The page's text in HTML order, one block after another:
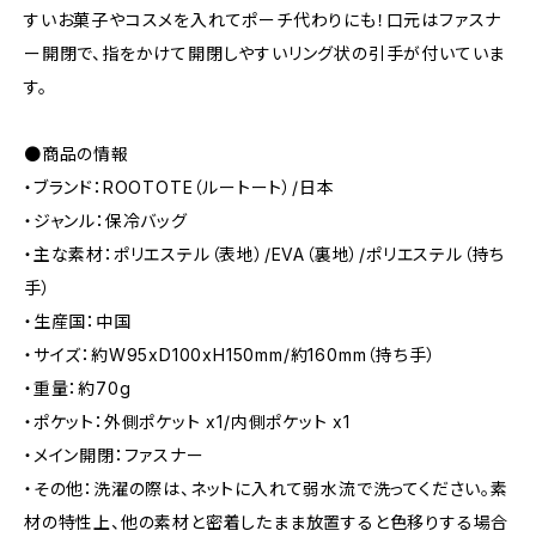
すいお菓子やコスメを入れてポーチ代わりにも！口元はファスナ
ー開閉で、指をかけて開閉しやすいリング状の引手が付いていま
す。
●商品の情報
・ブランド：ROOTOTE（ルートート）/日本
・ジャンル：保冷バッグ
・主な素材：ポリエステル（表地）/EVA（裏地）/ポリエステル（持ち
手）
・生産国：中国
・サイズ：約W95xD100xH150mm/約160mm（持ち手）
・重量：約70g
・ポケット：外側ポケット x1/内側ポケット x1
・メイン開閉：ファスナー
・その他：洗濯の際は、ネットに入れて弱水流で洗ってください。素
材の特性上、他の素材と密着したまま放置すると色移りする場合